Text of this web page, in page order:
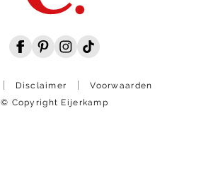
Disclaimer
Voorwaarden
© Copyright Eijerkamp